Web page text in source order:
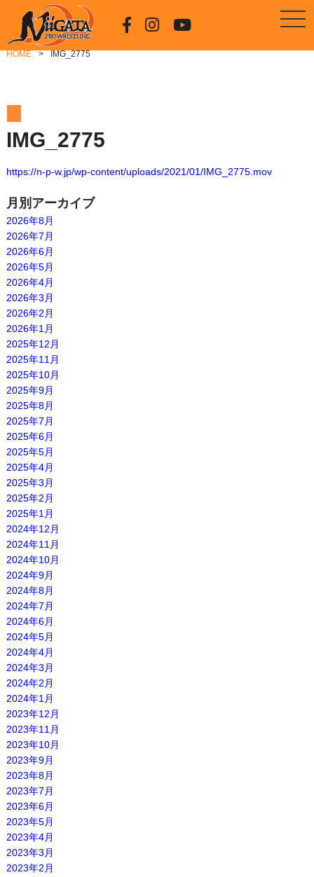
HOME IMG_2775
IMG_2775
https://n-p-w.jp/wp-content/uploads/2021/01/IMG_2775.mov
月別アーカイブ
2026年8月
2026年7月
2026年6月
2026年5月
2026年4月
2026年3月
2026年2月
2026年1月
2025年12月
2025年11月
2025年10月
2025年9月
2025年8月
2025年7月
2025年6月
2025年5月
2025年4月
2025年3月
2025年2月
2025年1月
2024年12月
2024年11月
2024年10月
2024年9月
2024年8月
2024年7月
2024年6月
2024年5月
2024年4月
2024年3月
2024年2月
2024年1月
2023年12月
2023年11月
2023年10月
2023年9月
2023年8月
2023年7月
2023年6月
2023年5月
2023年4月
2023年3月
2023年2月